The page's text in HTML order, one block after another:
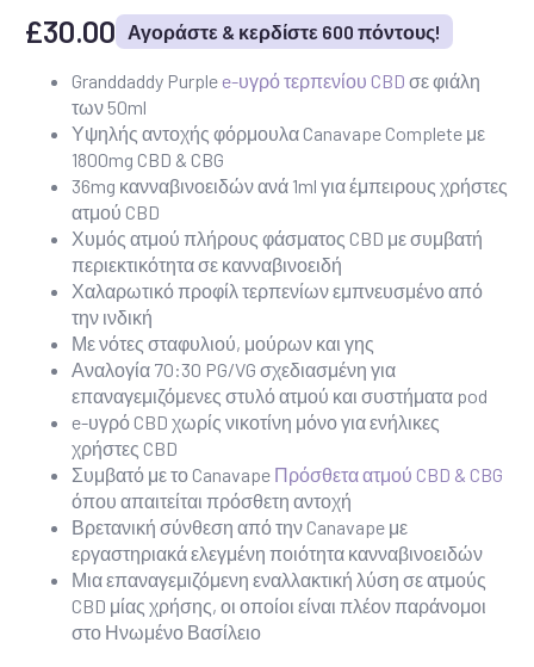
£30.00 Αγοράστε & κερδίστε 600 πόντους!
Granddaddy Purple e-υγρό τερπενίου CBD σε φιάλη
των 50ml
Υψηλής αντοχής φόρμουλα Canavape Complete με
1800mg CBD & CBG
36mg κανναβινοειδών ανά 1ml για έμπειρους χρήστες
ατμού CBD
Χυμός ατμού πλήρους φάσματος CBD με συμβατή
περιεκτικότητα σε κανναβινοειδή
Χαλαρωτικό προφίλ τερπενίων εμπνευσμένο από
την ινδική
Με νότες σταφυλιού, μούρων και γης
Αναλογία 70:30 PG/VG σχεδιασμένη για
επαναγεμιζόμενες στυλό ατμού και συστήματα pod
e-υγρό CBD χωρίς νικοτίνη μόνο για ενήλικες
χρήστες CBD
Συμβατό με το Canavape Πρόσθετα ατμού CBD & CBG
όπου απαιτείται πρόσθετη αντοχή
Βρετανική σύνθεση από την Canavape με
εργαστηριακά ελεγμένη ποιότητα κανναβινοειδών
Μια επαναγεμιζόμενη εναλλακτική λύση σε ατμούς
CBD μίας χρήσης, οι οποίοι είναι πλέον παράνομοι
στο Ηνωμένο Βασίλειο